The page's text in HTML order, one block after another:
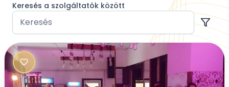
Keresés a szolgáltatók között